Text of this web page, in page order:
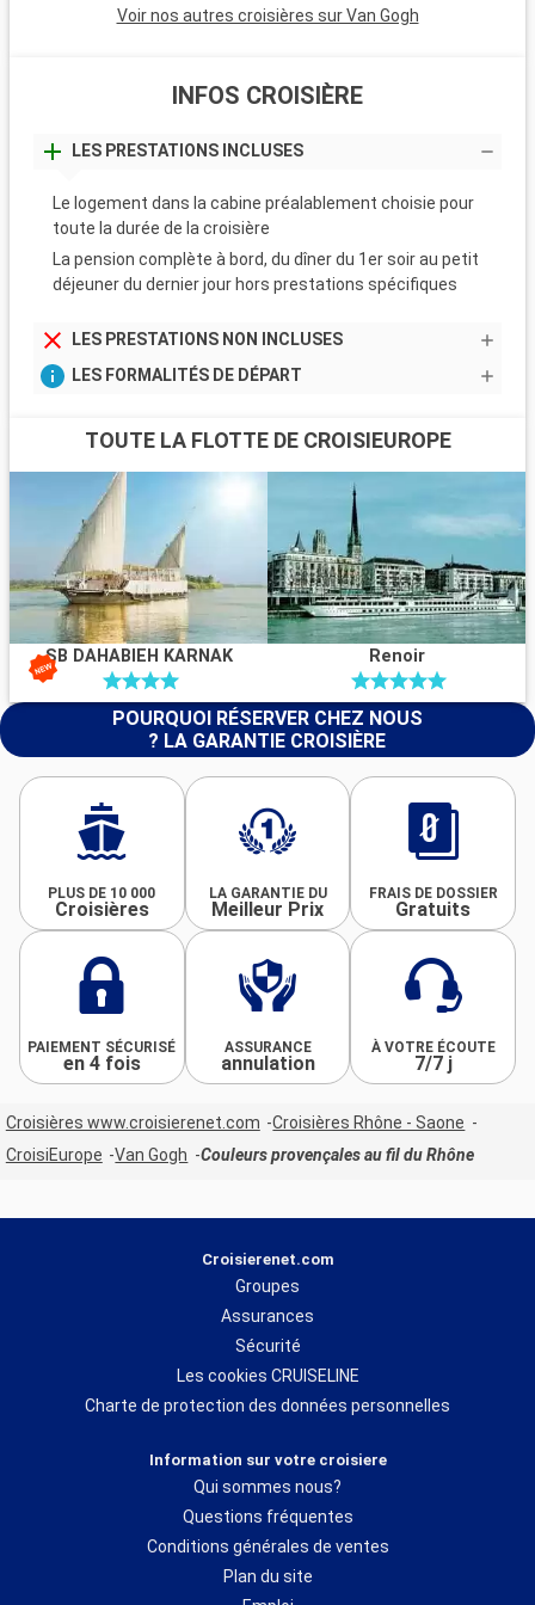
Voir nos autres croisières sur Van Gogh
INFOS CROISIÈRE
LES PRESTATIONS INCLUSES
Le logement dans la cabine préalablement choisie pour
toute la durée de la croisière
La pension complète à bord, du dîner du 1er soir au petit
déjeuner du dernier jour hors prestations spécifiques
LES PRESTATIONS NON INCLUSES
LES FORMALITÉS DE DÉPART
TOUTE LA FLOTTE DE CROISIEUROPE
SB DAHABIEH KARNAK Renoir
POURQUOI RÉSERVER CHEZ NOUS
? LA GARANTIE CROISIÈRE
PLUS DE 10 000
Croisières
LA GARANTIE DU
Meilleur Prix
FRAIS DE DOSSIER
Gratuits
PAIEMENT SÉCURISÉ
en 4 fois
ASSURANCE
annulation
À VOTRE ÉCOUTE
7/7 j
Croisières www.croisierenet.com
Croisières Rhône - Saone
CroisiEurope
Van Gogh Couleurs provençales au fil du Rhône
Croisierenet.com
Groupes
Assurances
Sécurité
Les cookies CRUISELINE
Charte de protection des données personnelles
Information sur votre croisiere
Qui sommes nous?
Questions fréquentes
Conditions générales de ventes
Plan du site